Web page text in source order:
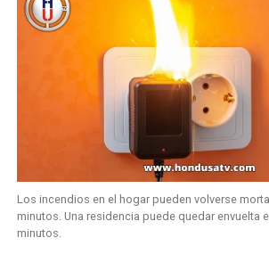
Los incendios en el hogar pueden volverse
minutos. Una residencia puede quedar envuelta
minutos.